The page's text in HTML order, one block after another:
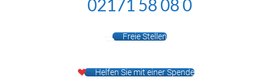
02171 58 08 0
Freie Stellen
Helfen Sie mit einer Spende